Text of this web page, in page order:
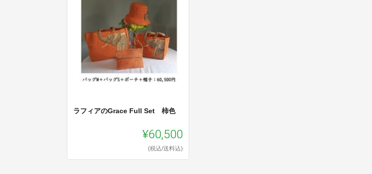
ラフィアのGrace Full Set 柿色
¥60,500
(税込/送料込)